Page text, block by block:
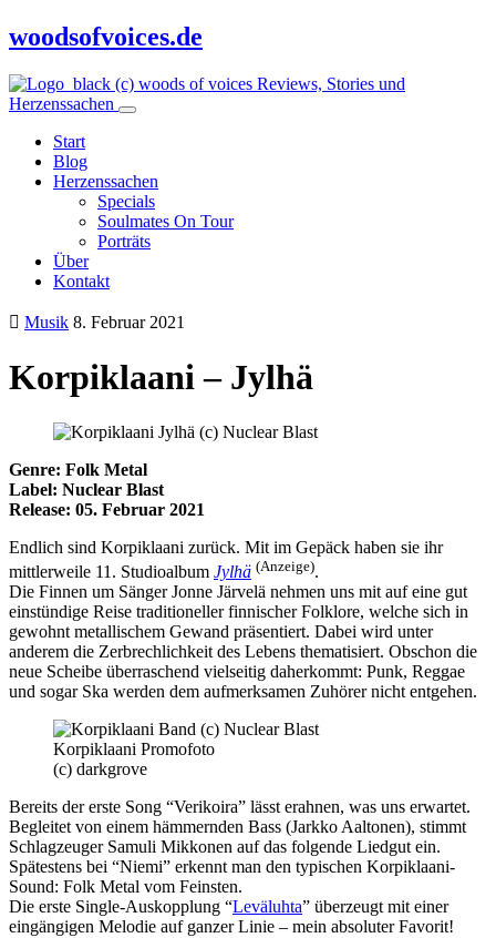
woodsofvoices.de
Reviews, Stories und
Herzenssachen
Start
Blog
Herzenssachen
Specials
Soulmates On Tour
Porträts
Über
Kontakt
Musik 8. Februar 2021
Korpiklaani – Jylhä
Genre: Folk Metal
Label: Nuclear Blast
Release: 05. Februar 2021
Endlich sind Korpiklaani zurück. Mit im Gepäck haben sie ihr
mittlerweile 11. Studioalbum Jylhä (Anzeige).
Die Finnen um Sänger Jonne Järvelä nehmen uns mit auf eine gut
einstündige Reise traditioneller finnischer Folklore, welche sich in
gewohnt metallischem Gewand präsentiert. Dabei wird unter
anderem die Zerbrechlichkeit des Lebens thematisiert. Obschon die
neue Scheibe überraschend vielseitig daherkommt: Punk, Reggae
und sogar Ska werden dem aufmerksamen Zuhörer nicht entgehen.
Korpiklaani Promofoto
(c) darkgrove
Bereits der erste Song “Verikoira” lässt erahnen, was uns erwartet.
Begleitet von einem hämmernden Bass (Jarkko Aaltonen), stimmt
Schlagzeuger Samuli Mikkonen auf das folgende Liedgut ein.
Spätestens bei “Niemi” erkennt man den typischen Korpiklaani-
Sound: Folk Metal vom Feinsten.
Die erste Single-Auskopplung “Leväluhta” überzeugt mit einer
eingängigen Melodie auf ganzer Linie – mein absoluter Favorit!